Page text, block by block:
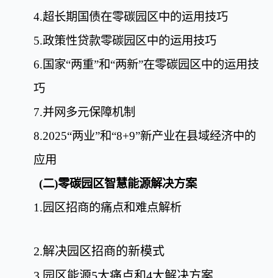
4.超长期国债在零碳园区中的运用技巧
5.政策性贷款零碳园区中的运用技巧
6. 国家“两重”和“两新”在零碳园区中的运用技
巧
7.并网多元保障机制
8.2025“两业”和“8+9”新产业在县域经济中的
应用
(二)零碳园区智慧能源解决方案
1.园区招商的痛点和难点解析
2.解决园区招商的新模式